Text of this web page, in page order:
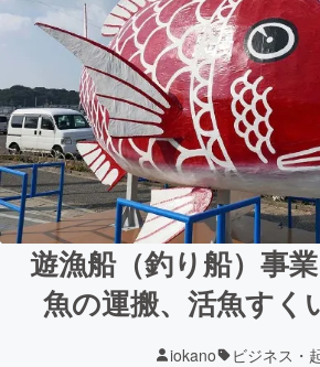
遊漁船（釣り船）事
魚の運搬、活魚すく
iokano ビジネス・